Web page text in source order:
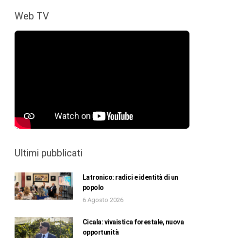
Web TV
Ultimi pubblicati
Latronico: radici e identità di un
popolo
6 Agosto 2026
Cicala: vivaistica forestale, nuova
opportunità